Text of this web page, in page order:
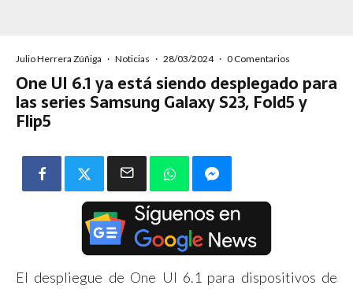
Julio Herrera Zúñiga · Noticias · 28/03/2024 · 0 Comentarios
One UI 6.1 ya está siendo desplegado para
las series Samsung Galaxy S23, Fold5 y
Flip5
El despliegue de One UI 6.1 para dispositivos de